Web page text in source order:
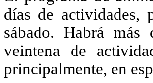
días de actividades,
sábado. Habrá
veintena de
principalmente, en